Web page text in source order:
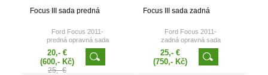
Focus III sada predná
Ford Focus 2011-
predná opravná sada
20,- €
(600,- Kč)
25,- €
Focus III sada zadná
Ford Focus 2011-
zadná opravná sada
25,- €
(750,- Kč)